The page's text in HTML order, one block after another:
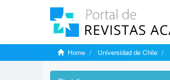
Home Universidad de Chile